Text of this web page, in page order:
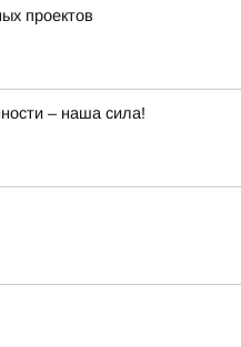
проектов
– наша сила!